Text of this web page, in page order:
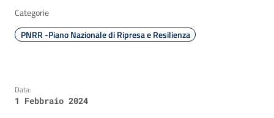
Categorie
PNRR -Piano Nazionale di Ripresa e Resilienza
Data:
1 Febbraio 2024